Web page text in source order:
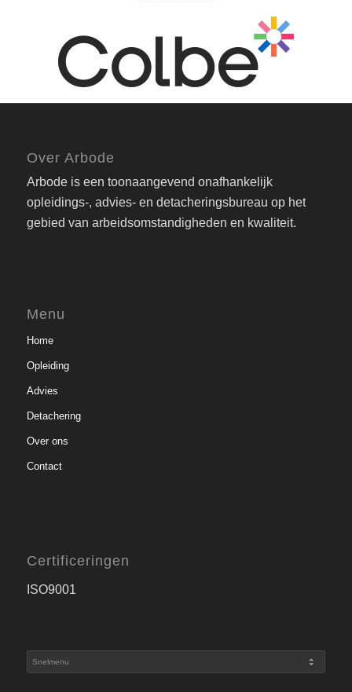
Over Arbode
Arbode is een toonaangevend onafhankelijk
opleidings-, advies- en detacheringsbureau op het
gebied van arbeidsomstandigheden en kwaliteit.
Menu
Home
Opleiding
Advies
Detachering
Over ons
Contact
Certificeringen
ISO9001